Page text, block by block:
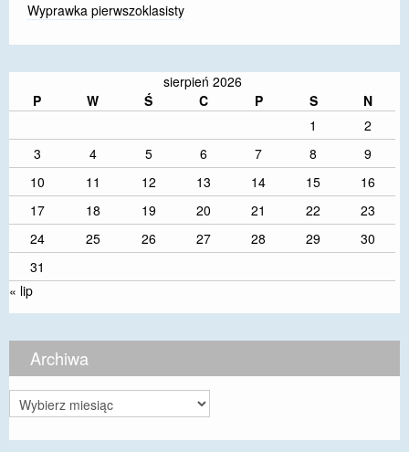
Wyprawka pierwszoklasisty
sierpień 2026
P
W Ś C P S
N
1
2
3
4 5 6 7 8
9
10
11 12 13 14 15
16
17
18 19 20 21 22
23
24
25 26 27 28 29
30
31
« lip
Archiwa
Archiwa